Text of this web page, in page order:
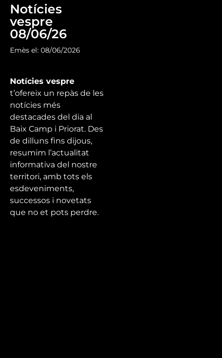
Notícies
vespre
08/06/26
Emès el: 08/06/2026
Notícies vespre
t’ofereix un repàs de les
notícies més
destacades del dia al
Baix Camp i Priorat. Des
de dilluns fins dijous,
resumim l’actualitat
informativa del nostre
territori, amb tots els
esdeveniments,
successos i novetats
que no et pots perdre.